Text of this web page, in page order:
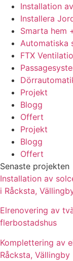
Installation
Installera
Smarta hem
Automatiska
FTX
Projekt
Blogg
Offert
Projekt
Blogg
Offert
Senaste projekten
Installation av
i Råcksta,
Elrenovering av
flerbostadshus
Komplettering av
Råcksta, Vällingby